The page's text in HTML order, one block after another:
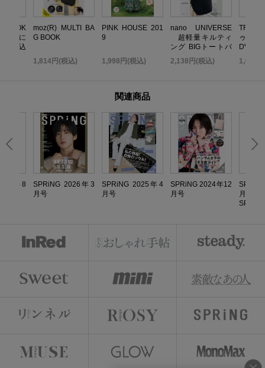
BOOK
限に
れ込
moz(R) MULTI BA
G BOOK
1,814円(税込)
PINK HOUSE 201
9
1,998円(税込)
nano UNIVERSE
超軽量キルティ
ング BIGトートバ
ッグBOOK
2,138円(税込)
TRF イ
ゥ・ダ
DVD
TOP
1,058
関連商品
年8
SPRiNG 2026年3
月号
SPRiNG 2025年4
月号
SPRiNG 2024年12
月号
月号増